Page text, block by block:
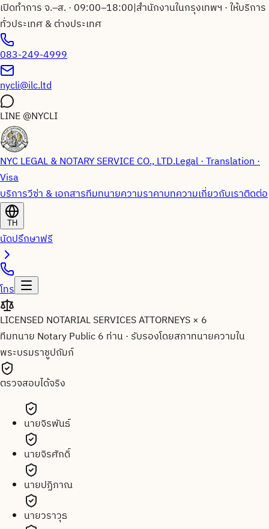
เปิดทำการ จ.–ส. · 09:00–18:00|สำนักงานในกรุงเทพฯ · ให้บริการ
ทั่วประเทศ & ต่างประเทศ
083-249-4999
nycli@ilc.ltd
LINE@NYCLI
NYC LEGAL & NOTARY SERVICE CO., LTD.Legal · Translation ·
Visa
บริการวีซ่า & เอกสารทีมทนายความราคาบทความเกี่ยวกับเราติดต่อ
TH
นัดปรึกษาฟรี
โทร
LICENSED NOTARIAL SERVICES ATTORNEYS × 6
ทีมทนาย Notary Public 6 ท่าน· รับรองโดยสภาทนายความใน
พระบรมราชูปถัมภ์
ตรวจสอบได้จริง
นายจิรพันธ์
นายจิรศักดิ์
นายปฏิภาณ
นายวราวุธ